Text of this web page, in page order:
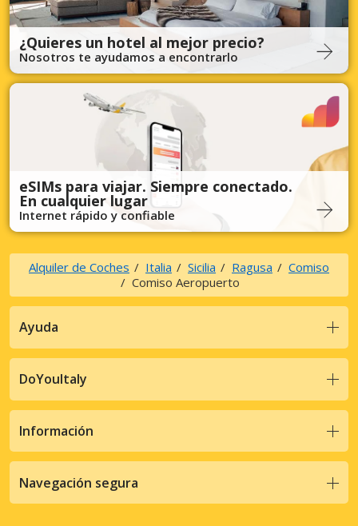
¿Quieres un hotel al mejor precio?
Nosotros te ayudamos a encontrarlo
eSIMs para viajar. Siempre conectado.
En cualquier lugar
Internet rápido y confiable
Alquiler de Coches Italia Sicilia Ragusa
Comiso
Comiso Aeropuerto
Ayuda
DoYouItaly
Información
Navegación segura